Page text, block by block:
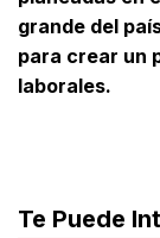
grande del
para crear un
laborales.
Te Puede